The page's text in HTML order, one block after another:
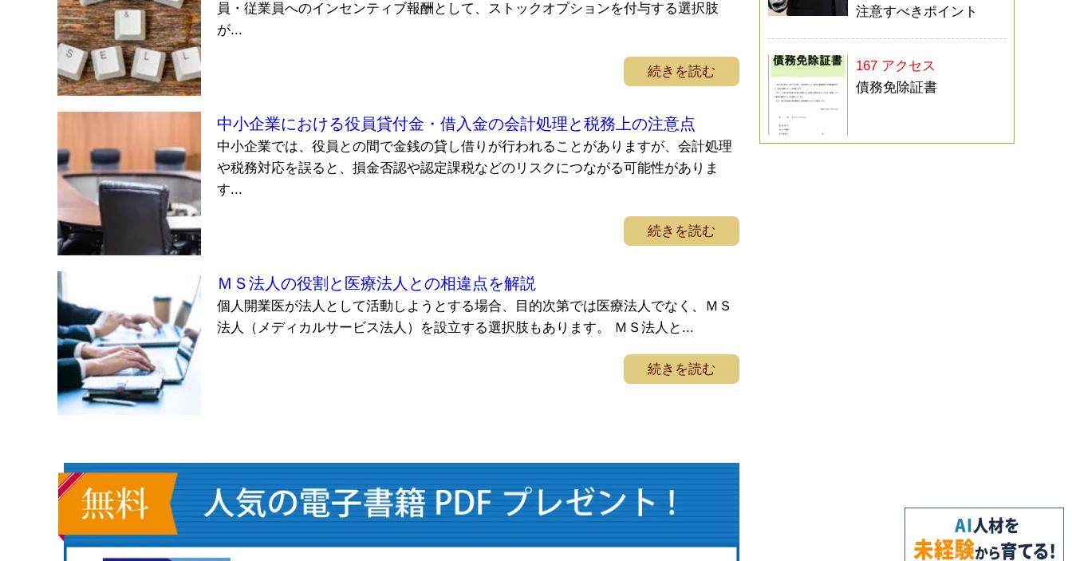
員・従業員へのインセンティブ報酬として、ストックオプションを付与する選択肢
が...
続きを読む
中小企業における役員貸付金・借入金の会計処理と税務上の注意点
中小企業では、役員との間で金銭の貸し借りが行われることがありますが、会計処理
や税務対応を誤ると、損金否認や認定課税などのリスクにつながる可能性がありま
す...
続きを読む
ＭＳ法人の役割と医療法人との相違点を解説
個人開業医が法人として活動しようとする場合、目的次第では医療法人でなく、ＭＳ
法人（メディカルサービス法人）を設立する選択肢もあります。 ＭＳ法人と...
続きを読む
注意すべきポイント
167 アクセス
債務免除証書